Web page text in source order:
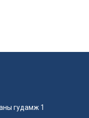
гудамж 1